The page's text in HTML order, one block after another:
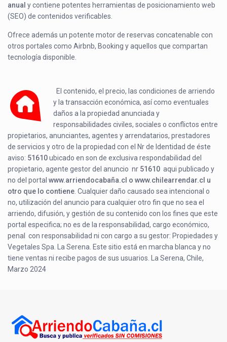
anual y contiene potentes herramientas de posicionamiento web
(SEO) de contenidos verificables.
Ofrece además un potente motor de reservas concatenable con
otros portales como Airbnb, Booking y aquellos que compartan
tecnología disponible.
El contenido, el precio, las condiciones de arriendo
y la transacción económica, así como eventuales
daños a la propiedad anunciada y
responsabilidades civiles, sociales o conflictos entre
propietarios, anunciantes, agentes y arrendatarios, prestadores
de servicios y otro de la propiedad con el Nr de Identidad de éste
aviso: 51610ubicado enson de exclusiva respondabilidad del
propietario, agente gestor del anuncio nr 51610 aqui publicado y
no del portalwww.arriendocabaña.cl o www.chilearrendar.cl u
otro que lo contiene . Cualquier daño causado sea intencional o
no, utilización del anuncio para cualquier otro fin que no sea el
arriendo, difusión, y gestión de su contenido con los fines que este
portal especifica; no es de la responsabilidad, cargo económico,
penal con responsabilidad ni con cargo a su gestor: Propiedades y
Vegetales Spa. La Serena. Este sitio está en marcha blanca y no
tiene ventas ni recibe pagos de sus usuarios. La Serena, Chile,
Marzo 2024